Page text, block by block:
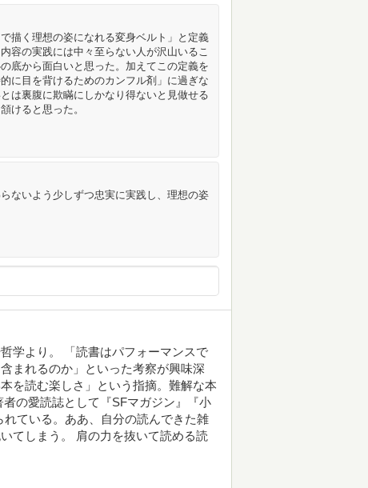
描く理想の姿になれる変身ベルト」と定義
容の実践には中々至らない人が沢山いるこ
底から面白いと思った。加えてこの定義を
に目を背けるためのカンフル剤」に過ぎな
は裏腹に欺瞞にしかなり得ないと見做せる
けると思った。
ないよう少しずつ忠実に実践し、理想の姿
学より。 「読書はパフォーマンスで
まれるのか」といった考察が興味深
を読む楽しさ」という指摘。難解な本
の愛読誌として『SFマガジン』『小
ている。ああ、自分の読んできた雑
てしまう。 肩の力を抜いて読める読